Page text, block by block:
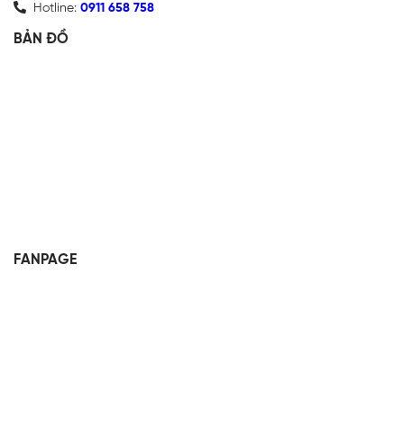
Hotline: 0911 658 758
BẢN ĐỒ
FANPAGE